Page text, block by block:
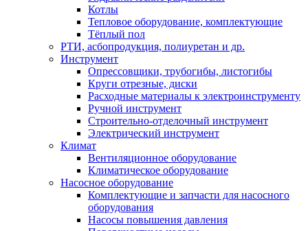
Котлы
Тепловое оборудование, комплектующие
Тёплый пол
РТИ, асбопродукция, полиуретан и др.
Инструмент
Опрессовщики, трубогибы, листогибы
Круги отрезные, диски
Расходные материалы к электроинструменту
Ручной инструмент
Строительно-отделочный инструмент
Электрический инструмент
Климат
Вентиляционное оборудование
Климатическое оборудование
Насосное оборудование
Комплектующие и запчасти для насосного
оборудования
Насосы повышения давления